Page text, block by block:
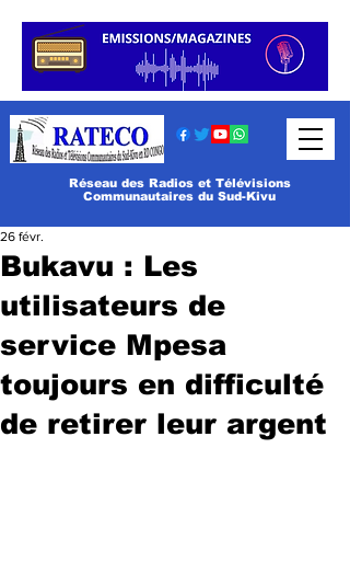
Réseau des Radios et Télévisions
Communautaires du Sud-Kivu
Bukavu : Les
utilisateurs de
service Mpesa
toujours en difficulté
de retirer leur argent
26 févr.